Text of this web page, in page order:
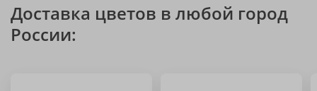
Доставка цветов в любой город
России: